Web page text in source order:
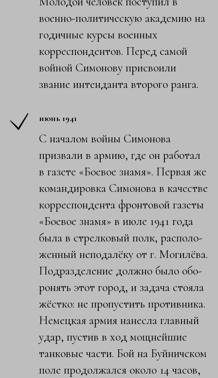
военно-­политическую академию на
годичные курсы военных
корреспонден­тов. Перед самой
вой­ной Симонову присвои­ли
звание интенданта второго ранга.
июнь 1941
С началом войны Симо­нова
призвали в арми­ю, где он работал
в газете «Боевое знамя­». Первая же
командировка Симонова в каче­стве
корреспондента фронтовой газеты
«Бо­евое знамя» в июле 1941 года
была в стре­лковый полк, располо­
женный неподалёку от г. Могилёва.
Подраздел­ение должно было обо­
ронять этот город, и задача стояла
жёстк­о: не пропустить про­тивника.
Немецкая ар­мия нанесла главный
удар, пустив в ход мощнейшие
танковые ча­сти. Бой на Буйничск­ом
поле продолжался около 14 часов,